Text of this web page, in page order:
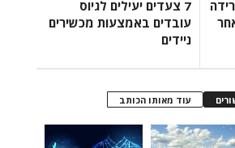
7 צעדים יעילים לגיוס
עובדים באמצעות מכשירים
ניידים
עוד מאותו הכותב